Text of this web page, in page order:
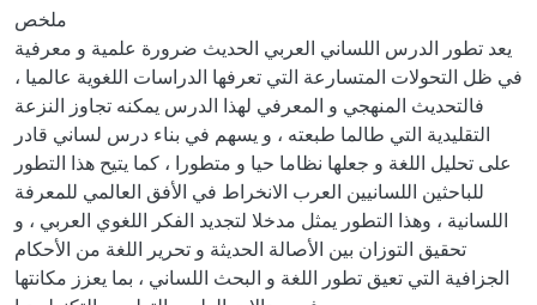
ملخص
يعد تطور الدرس اللساني العربي الحديث ضرورة علمية و معرفية
في ظل التحولات المتسارعة التي تعرفها الدراسات اللغوية عالميا ،
فالتحديث المنهجي و المعرفي لهذا الدرس يمكنه تجاوز النزعة
التقليدية التي طالما طبعته ، و يسهم في بناء درس لساني قادر
على تحليل اللغة و جعلها نظاما حيا و متطورا ، كما يتيح هذا التطور
للباحثين اللسانيين العرب الانخراط في الأفق العالمي للمعرفة
اللسانية ، وهذا التطور يمثل مدخلا لتجديد الفكر اللغوي العربي ، و
تحقيق التوزان بين الأصالة الحديثة و تحرير اللغة من الأحكام
الجزافية التي تعيق تطور اللغة و البحث اللساني ، بما يعزز مكانتها